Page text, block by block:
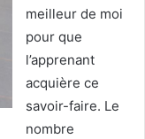
meilleur de moi
pour que
l’apprenant
acquière ce
savoir-faire. Le
nombre